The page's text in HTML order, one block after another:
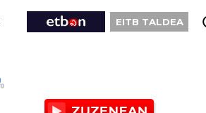
EITB TALDEA